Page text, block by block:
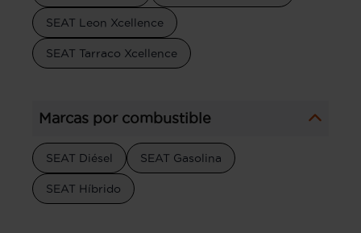
SEAT Leon Xcellence
SEAT Tarraco Xcellence
Marcas por combustible
SEAT Diésel SEAT Gasolina
SEAT Híbrido